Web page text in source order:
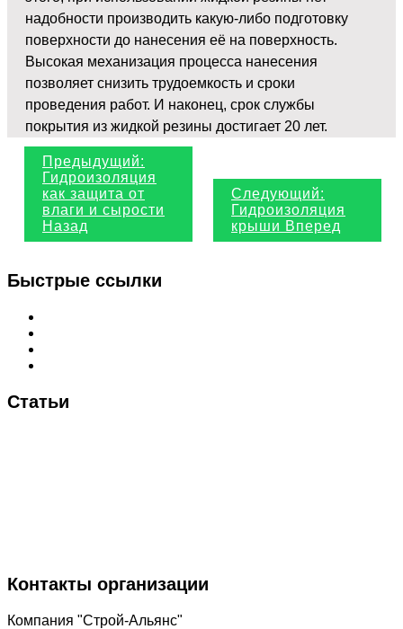
надобности производить какую-либо подготовку
поверхности до нанесения её на поверхность.
Высокая механизация процесса нанесения
позволяет снизить трудоемкость и сроки
проведения работ. И наконец, срок службы
покрытия из жидкой резины достигает 20 лет.
Предыдущий:
Гидроизоляция
как защита от
влаги и сырости
Назад
Следующий:
Гидроизоляция
крыши Вперед
Быстрые ссылки
Статьи
Контакты организации
Компания "Строй-Альянс"